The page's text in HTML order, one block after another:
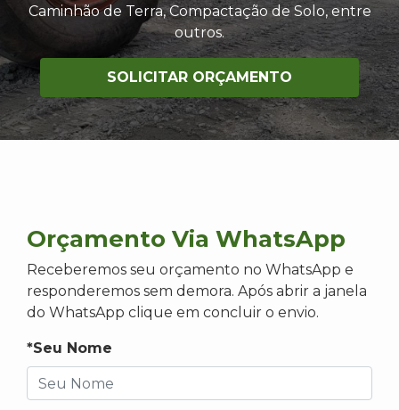
Caminhão de Terra, Compactação de Solo, entre
outros.
SOLICITAR ORÇAMENTO
Orçamento Via WhatsApp
Receberemos seu orçamento no WhatsApp e
responderemos sem demora. Após abrir a janela
do WhatsApp clique em concluir o envio.
*Seu Nome